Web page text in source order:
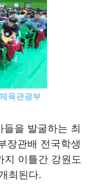
육관광부
을 발굴하는 최
장관배 전국학생
지 이틀간 강원도
최된다.